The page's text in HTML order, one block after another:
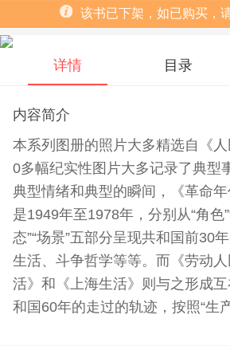
该书已下架，如已购买，
详情 目录
内容简介
本系列图册的照片大多精选自《
0多幅纪实性图片大多记录了典型
典型情绪和典型的瞬间，《革命
是1949年至1978年，分别从“角色
态”“场景”五部分呈现共和国前30
生活、斗争哲学等等。而《劳动
活》和《上海生活》则与之形成
和国60年的走过的轨迹，按照“生产
住”、“交际”、“出行”、“饮食”、“